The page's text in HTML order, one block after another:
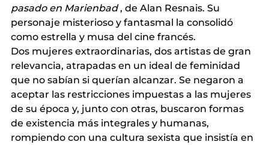
pasado en Marienbad , de Alan Resnais. Su
personaje misterioso y fantasmal la consolidó
como estrella y musa del cine francés.
Dos mujeres extraordinarias, dos artistas de gran
relevancia, atrapadas en un ideal de feminidad
que no sabían si querían alcanzar. Se negaron a
aceptar las restricciones impuestas a las mujeres
de su época y, junto con otras, buscaron formas
de existencia más integrales y humanas,
rompiendo con una cultura sexista que insistía en